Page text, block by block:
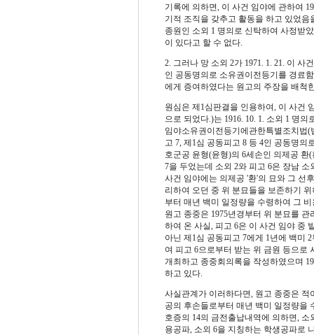
기록에 의하면, 이 사건 임야에 관하여
기적 조직을 갖추고 활동을 하고 있었
종원인 소외 1 명의로 신탁하여 사정받
이 있다고 할 수 없다.
2. 그러나 망 소외 2가 1971. 1. 21. 이 사
인 공동명의로 소유권이전등기를 경료
에게 증여하였다는 원고의 주장을 배척
원심은 제1심판결을 인용하여, 이 사건
으로 되었다.)는 1916. 10. 1. 소외 1 명
임야소유권이전등기에관한특별조치법(
고 7, 제1심 공동피고 8 등 4인 공동명의
호군공 윤형(윤형)의 6세손인 의제공 환
7을 두었는데 소외 2와 피고 6은 장남
사건 임야에는 의제공 '환'의 묘와 그 선
리하여 오던 중 위 분묘들을 보존하기
부터 매년 백미 일정량을 수령하여 그
원고 종중은 1975년경부터 위 분묘를
하여 온 사실, 피고 6은 이 사건 임야 중
아닌 제1심 공동피고 7에게 1년에 백미
여 피고 6으로부터 받는 위 금원 등으로
개최하고 종중회의록을 작성하였으며
하고 있다.
사실관계가 이러하다면, 원고 종중은
공의 후손들로부터 매년 백미 일정량을
호증의 14의 금전출납내역에 의하면,
용공파, 소외 6을 지칭하는 학생공파로